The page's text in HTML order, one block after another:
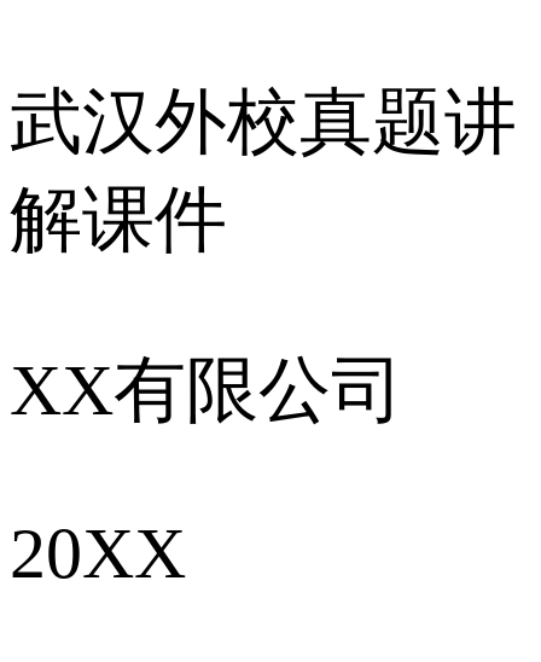
武汉外校真题讲
解课件
XX有限公司
20XX